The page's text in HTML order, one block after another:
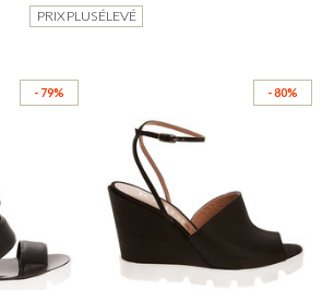
PRIX PLUS ÉLEVÉ
- 79% - 80%